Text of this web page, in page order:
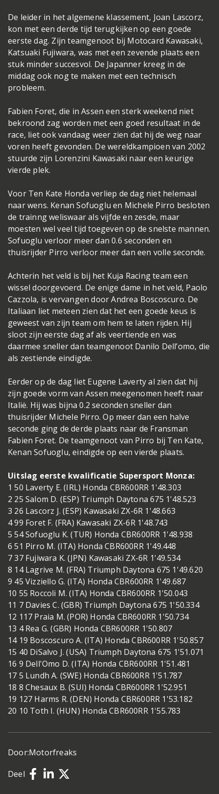
De leider in het algemene klassement, Joan Lascorz,
kon met een derde tijd terugkijken op een goede
eerste dag. Zijn teamgenoot bij Motocard Kawasaki,
Katsuaki Fujiwara, was met een zevende plaats een
stuk minder succesvol. De Japanner kreeg in de
middag ook nog te maken met een technisch
probleem.
Fabien Foret, die in Assen een sterk weekend niet
bekroond zag worden met een goed resultaat in de
race, liet ook vandaag weer zien dat hij de weg naar
voren heeft gevonden. De wereldkampioen van 2002
stuurde zijn Lorenzini Kawasaki naar een keurige
vierde plek.
Voor Ten Kate Honda verliep de dag niet helemaal
naar wens. Kenan Sofuoglu en Michele Pirro besloten
de trainng weliswaar als vijfde en zesde, maar
moesten wel veel tijd toegeven op de snelste mannen.
Sofuoglu verloor meer dan 0.6 seconden en
thuisrijder Pirro verloor meer dan een volle seconde.
Achterin het veld is bij het Kuja Racing team een
wissel doorgevoerd. De enige dame in het veld, Paolo
Cazzola, is vervangen door Andrea Boscoscuro. De
Italiaan liet meteen zien dat het een goede keus is
geweest van zijn team om hem te laten rijden. Hij
sloot zijn eerste dag af als veertiende en was
daarmee sneller dan teamgenoot Danilo Dell’omo, die
als zestiende eindigde.
Eerder op de dag liet Eugene Laverty al zien dat hij
zijn goede vorm van Assen meegenomen heeft naar
Italië. Hij was bijna 0.2 seconden sneller dan
thuisrijder Michele Pirro. Op meer dan een halve
seconde ging de derde plaats naar de Fransman
Fabien Foret. De teamgenoot van Pirro bij Ten Kate,
Kenan Sofuoglu, eindigde op een vierde plaats.
Uitslag eerste kwalificatie Supersport Monza:
1 50 Laverty E. (IRL) Honda CBR600RR 1'48.303
2 25 Salom D. (ESP) Triumph Daytona 675 1'48.523
3 26 Lascorz J. (ESP) Kawasaki ZX-6R 1'48.663
4 99 Foret F. (FRA) Kawasaki ZX-6R 1'48.743
5 54 Sofuoglu K. (TUR) Honda CBR600RR 1'48.938
6 51 Pirro M. (ITA) Honda CBR600RR 1'49.448
7 37 Fujiwara K. (JPN) Kawasaki ZX-6R 1'49.534
8 14 Lagrive M. (FRA) Triumph Daytona 675 1'49.620
9 45 Vizziello G. (ITA) Honda CBR600RR 1'49.687
10 55 Roccoli M. (ITA) Honda CBR600RR 1'50.043
11 7 Davies C. (GBR) Triumph Daytona 675 1'50.334
12 117 Praia M. (POR) Honda CBR600RR 1'50.734
13 4 Rea G. (GBR) Honda CBR600RR 1'50.807
14 19 Boscoscuro A. (ITA) Honda CBR600RR 1'50.857
15 40 DiSalvo J. (USA) Triumph Daytona 675 1'51.071
16 9 Dell'Omo D. (ITA) Honda CBR600RR 1'51.481
17 5 Lundh A. (SWE) Honda CBR600RR 1'51.787
18 8 Chesaux B. (SUI) Honda CBR600RR 1'52.951
19 127 Harms R. (DEN) Honda CBR600RR 1'53.182
20 10 Toth I. (HUN) Honda CBR600RR 1'55.783
Door:Motorfreaks
Deel